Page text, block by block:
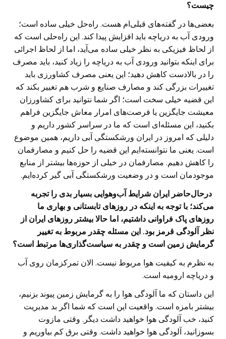
چیست؟
بعضی‌ها در گفته‌های قبلی‌ام هست. راه‌حل خیلی ساده است؛
ورودی آب به دریاچه باید افزایش پیدا کند. این راه‌حلی است که
از لحاظ فیزیکی به نظر خیلی ساده می‌آید، اما از لحاظ اجرائی
برای اینکه بتوانید ورودی آب به دریاچه را زیاد کنید، باید مصرف
را در بالادست کاهش دهید؛ این یعنی مصرف کشاورزی باید
تغییرات بزرگی کند و مصارف صنایع و شرب هم تغییر بکند که
این قضیه خیلی سخت است؛ اگر شما نتوانید برای کشاورزان
معیشت جایگزین یا فرصت‌های امرار معاش جایگزین فراهم
بکنید، این مسئله‌ای است که ما در سراسر کشور داریم و
دلیلی که امروز در ایران ورشکستگی آبی داریم، همین موضوع
است. یعنی ما نتوانسته‌ایم این قضیه را حل کنیم و مصارفمان
را کاهش دهیم. مصارفمان در خیلی از حوزه‌ها بیشتر از منابع‌
موجودمان است و در وضعیت ورشکستگی آبی گیر کرده‌ایم.
‌ در‌حال‌حاضر ایران شرایط آب‌و‌هوایی بسیار بدی را تجربه
می‌کند؛ با توجه به اینکه در روزهای تابستانی و بهاری ما
روزهای پاک فراوانی داشتیم، اما حالا بیشتر روزهای ایران از
نظر آلودگی قرمز بود. این مسئله چقدر مربوط به تغییر
گرمایش زمین است و چقدر به سیاست‌گذاری‌ها مرتبط است؟
به نظرم به کیفیت هوا مربوط نیست. الان تمرکزمان روی آب
و دریاچه ارومیه است.
این داستان که ما آلودگی هوا را به گرمایش زمین پیوند بزنیم،
بیشتر بامزه است. واقعیت این است که شما اگر بد مدیریت
کنید، خب آلودگی هوا خواهید داشت دیگر. وقتی مازوت
بسوزانید، آلودگی هوا خواهید داشت. وقتی برق کم بیاوریم و